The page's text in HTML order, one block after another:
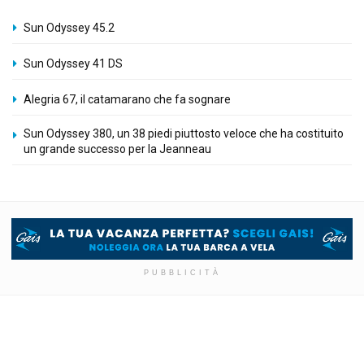
Sun Odyssey 45.2
Sun Odyssey 41 DS
Alegria 67, il catamarano che fa sognare
Sun Odyssey 380, un 38 piedi piuttosto veloce che ha costituito
un grande successo per la Jeanneau
PUBBLICITÀ